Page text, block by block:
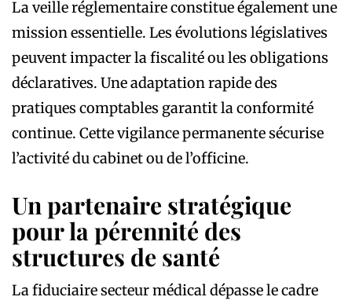
La veille réglementaire constitue également une
mission essentielle. Les évolutions législatives
peuvent impacter la fiscalité ou les obligations
déclaratives. Une adaptation rapide des
pratiques comptables garantit la conformité
continue. Cette vigilance permanente sécurise
l’activité du cabinet ou de l’officine.
Un partenaire stratégique
pour la pérennité des
structures de santé
La fiduciaire secteur médical dépasse le cadre